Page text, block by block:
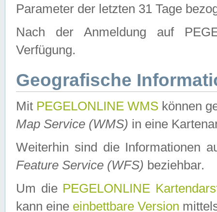
Parameter der letzten 31 Tage
Nach der Anmeldung auf
Verfügung.
Geografische
Mit PEGELONLINE WMS können
Map Service (WMS) in eine
Weiterhin sind die Informationen
Feature Service (WFS) beziehbar.
Um die PEGELONLINE
kann eine einbettbare Version